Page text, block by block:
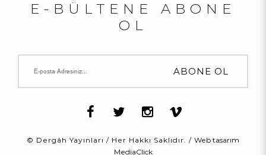
E-BÜLTENE ABONE
OL
© Dergâh Yayınları / Her Hakkı Saklıdır. / Web tasarım
MediaClick